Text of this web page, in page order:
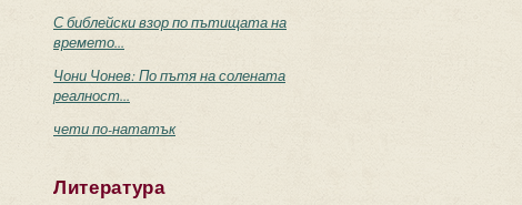
С библейски взор по пътищата на
времето...
Чони Чонев: По пътя на солената
реалност...
чети по-нататък
Литература